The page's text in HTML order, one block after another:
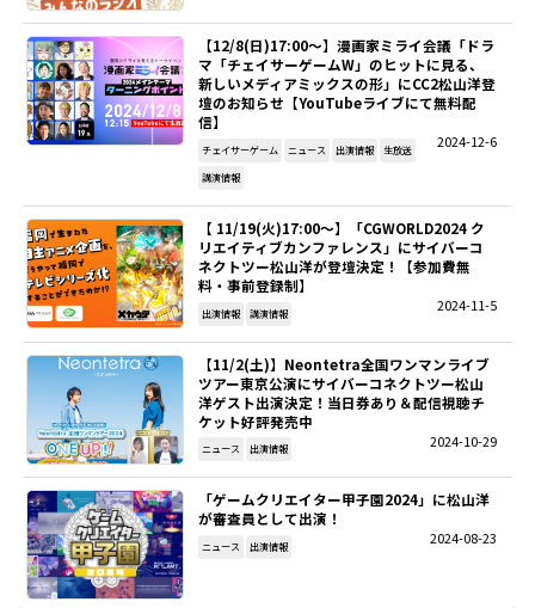
【12/8(日)17:00～】漫画家ミライ会議「ドラ
マ「チェイサーゲームW」のヒットに見る、
新しいメディアミックスの形」にCC2松山洋登
壇のお知らせ【YouTubeライブにて無料配
信】
2024-12-6
チェイサーゲーム ニュース 出演情報 生放送
講演情報
【 11/19(火)17:00～】「CGWORLD2024 ク
リエイティブカンファレンス」にサイバーコ
ネクトツー松山洋が登壇決定！【参加費無
料・事前登録制】
2024-11-5
出演情報 講演情報
【11/2(土)】Neontetra全国ワンマンライブ
ツアー東京公演にサイバーコネクトツー松山
洋ゲスト出演決定！当日券あり＆配信視聴チ
ケット好評発売中
2024-10-29
ニュース 出演情報
「ゲームクリエイター甲子園2024」に松山洋
が審査員として出演！
2024-08-23
ニュース 出演情報